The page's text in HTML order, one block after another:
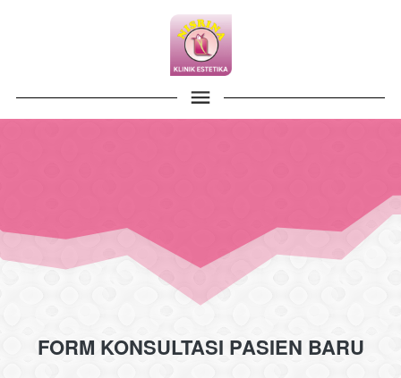
FORM KONSULTASI PASIEN BARU